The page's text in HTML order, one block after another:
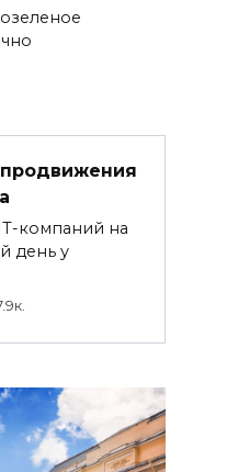
компаний на
день у